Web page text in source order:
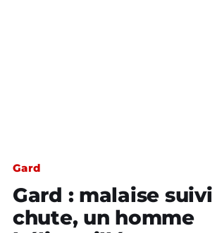
Gard
Gard : malaise suivi
chute, un homme